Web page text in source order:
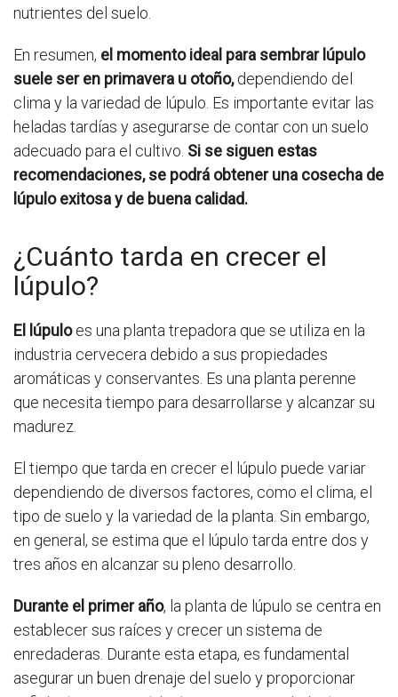
nutrientes del suelo.
En resumen, el momento ideal para sembrar lúpulo
suele ser en primavera u otoño,dependiendo del
clima y la variedad de lúpulo. Es importante evitar las
heladas tardías y asegurarse de contar con un suelo
adecuado para el cultivo. Si se siguen estas
recomendaciones, se podrá obtener una cosecha de
lúpulo exitosa y de buena calidad.
¿Cuánto tarda en crecer el
lúpulo?
El lúpuloes una planta trepadora que se utiliza en la
industria cervecera debido a sus propiedades
aromáticas y conservantes. Es una planta perenne
que necesita tiempo para desarrollarse y alcanzar su
madurez.
El tiempo que tarda en crecer el lúpulo puede variar
dependiendo de diversos factores, como el clima, el
tipo de suelo y la variedad de la planta. Sin embargo,
en general, se estima que el lúpulo tarda entre dos y
tres años en alcanzar su pleno desarrollo.
Durante el primer año, la planta de lúpulo se centra en
establecer sus raíces y crecer un sistema de
enredaderas. Durante esta etapa, es fundamental
asegurar un buen drenaje del suelo y proporcionar